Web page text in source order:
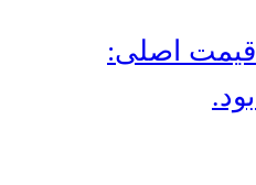
قیمت اصلی: